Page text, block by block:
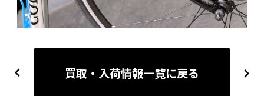
稿
previous next
買取・入荷情報一覧に戻る